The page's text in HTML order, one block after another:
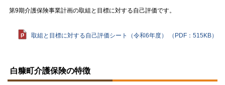
第9期介護保険事業計画の取組と目標に対する自己評価です。
取組と目標に対する自己評価シート（令和6年度） （PDF：515KB）
ッ
白糠町介護保険の特徴